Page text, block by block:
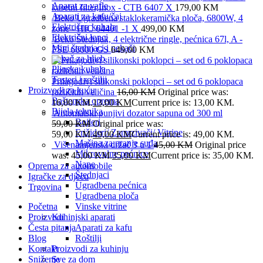
Aparat za vafle
Aparati za kafu/čaj
Električna kuhala
Električni lonci
Mini štednjaci i pekači
Pekač za hljeb
Plinska kuhala
Tosteri i roštilji
Proizvodi za kuću
Baštenska oprema
Bijela tehnika
Bojleri
Frižideri/ Zamrzivači/ Vitrine
Mašina za pranje suđa
Mikrovalne pećnice
Nape
Štednjaci
Ugradbena pećnica
Ugradbena ploča
Vinske vitrine
Kuhinjski aparati
Aparati za kafu
Roštilji
Proizvodi za kuhinju
Sve za dom
kasetni filter,Inox - CTB 6407 X 179,00 KM
Beko Ugradbena staklokeramička ploča, 6800W, 4
zone - HIC 64401 -1 X 499,00 KM
Beko Štednjak, 4 električne ringle, pećnica 67l, A -
FSE 66000 GS649,00 KM
Prilagodivi silikonski poklopci – set od 6 poklopaca
različitih veličina 16,00KM Original price was:
16,00 KM.13,00KMCurrent price is: 13,00 KM.
Automatski punjivi dozator sapuna od 300 ml
59,00KM Original price was:
59,00 KM.49,00KMCurrent price is: 49,00 KM.
Višenamjenski držač 3 u 145,00KM Original price
was: 45,00 KM.35,00KMCurrent price is: 35,00 KM.
Oprema za automobile
Igračke za djecu
Trgovina
Početna
Proizvodi
Česta pitanja
Blog
Kontakt
Sniženje